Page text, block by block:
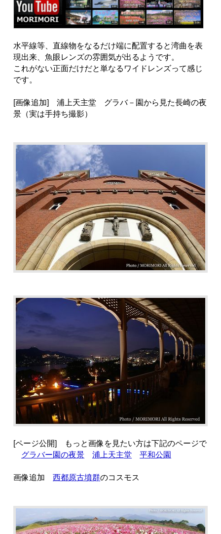
水平線等、直線物をなるだけ端に配置すると湾曲を表
現出来、魚眼レンズの雰囲気が出るようです。
これがない正面だけだと単なるワイドレンズって感じ
です。
[画像追加] 浦上天主堂 グラバ－園から見た長崎の夜
景（実は手持ち撮影）
[ページ公開] もっと画像を見たい方は下記のページで
グラバー園の夜景
浦上天主堂 平和公園
画像追加西都原古墳群のコスモス